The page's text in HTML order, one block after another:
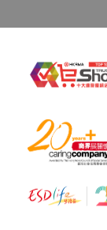
可能無法
卓健醫療體
公時間內
以致熱線
印本或電